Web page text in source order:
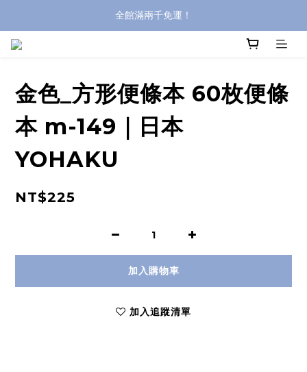
全館滿兩千免運！
全館滿兩千免運！
金色_方形便條本 60枚便條
本 m-149｜日本
YOHAKU
NT$225
加入購物車
加入追蹤清單